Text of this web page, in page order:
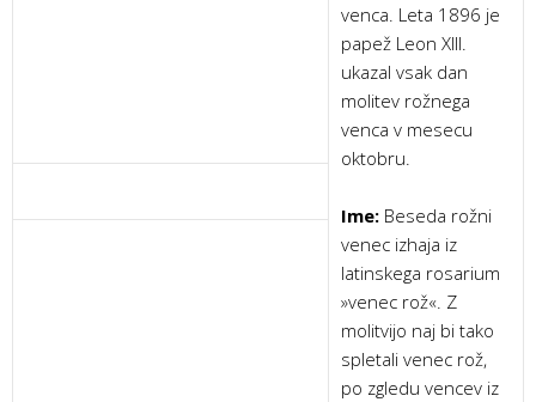
venca. Leta 1896 je
papež Leon XIII.
ukazal vsak dan
molitev rožnega
venca v mesecu
oktobru.
Ime: Beseda rožni
venec izhaja iz
latinskega rosarium
»venec rož«. Z
molitvijo naj bi tako
spletali venec rož,
po zgledu vencev iz